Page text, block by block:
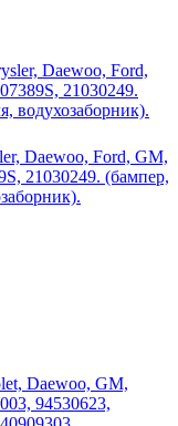
Daewoo, Ford, GM,
21030249. (бампер,